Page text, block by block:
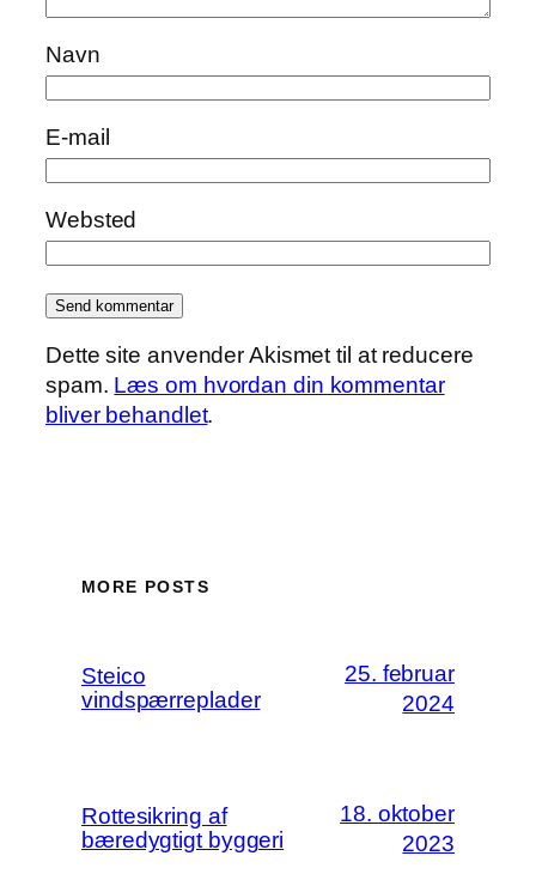
Navn
E-mail
Websted
Dette site anvender Akismet til at reducere
spam. Læs om hvordan din kommentar
bliver behandlet.
MORE POSTS
Steico
vindspærreplader
25. februar
2024
Rottesikring af
bæredygtigt byggeri
18. oktober
2023